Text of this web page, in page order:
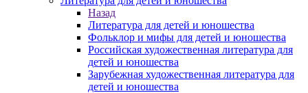
Назад
Литература для детей и юношества
Фольклор и мифы для детей и юношества
Российская художественная литература для
детей и юношества
Зарубежная художественная литература для
детей и юношества